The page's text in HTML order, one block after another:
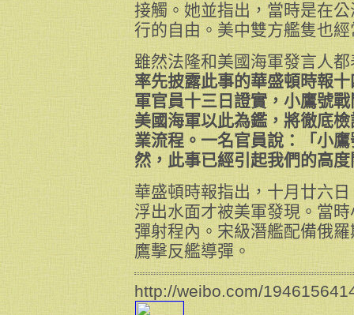
接觸。她並指出，當時是在
行的自由。美中雙方艦隻也
雖然法隆和美國海軍發言人
率先披露此事的華盛頓時報
軍官員十三日證實，小鷹號
美國海軍以此為鑑，將徹底
業流程。一名官員說：「小
然，此事已經引起我們的高
華盛頓時報指出，十月廿六
浮出水面才被美軍發現。當
彈射程內。宋級潛艦配備俄
鷹擊反艦導彈。
http://weibo.com/